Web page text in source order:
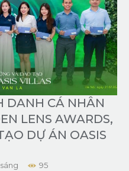
DANH CÁ NHÂN
LENS AWARDS,
DỰ ÁN OASIS
95